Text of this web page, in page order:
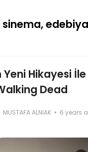
sinema,
Hikayesi
Dead
MUSTAFA ALNIAK 6 years